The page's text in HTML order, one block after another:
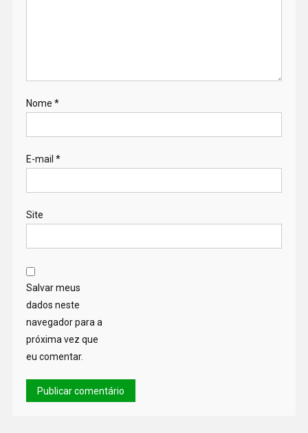
Nome *
E-mail *
Site
Salvar meus
dados neste
navegador para a
próxima vez que
eu comentar.